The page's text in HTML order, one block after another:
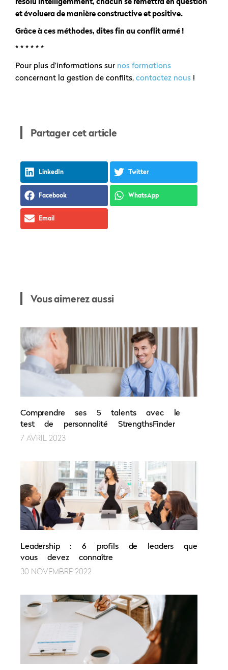
et évoluera de manière constructive et positive.
Grâce à ces méthodes, dites fin au conflit armé !
* * * * * *
Pour plus d’informations sur nos formations
concernant la gestion de conflits, contactez nous !
Partager cet article
LinkedIn Twitter
Facebook WhatsApp
Email
Vous aimerez aussi
Comprendre ses 5 talents avec le
test de personnalité StrengthsFinder
7 AVRIL 2023
Leadership : 6 profils de leaders que
vous devez connaître
30 NOVEMBRE 2022